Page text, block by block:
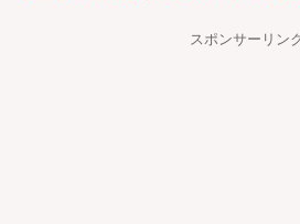
スポンサーリン